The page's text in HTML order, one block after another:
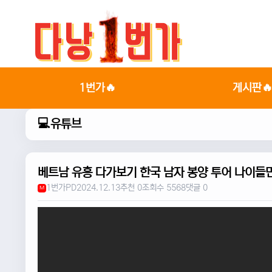
1번가🔥 게시판🔥
💻유튜브
베트남 유흥 다가보기 한국 남자 봉양 투어 나이들
M 1번가PD2024.12.13추천 0조회수 5568댓글 0